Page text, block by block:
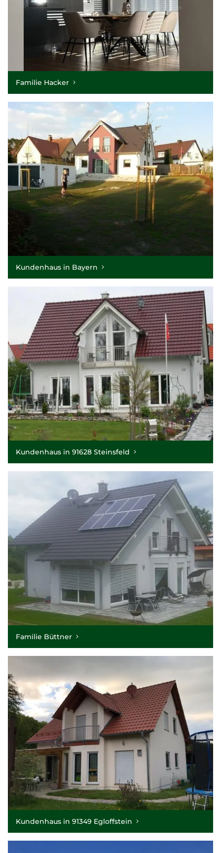
Familie Hacker
Kundenhaus in Bayern
Kundenhaus in 91628 Steinsfeld
Familie Büttner
Kundenhaus in 91349 Egloffstein